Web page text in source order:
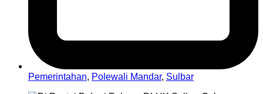
Pemerintahan, Polewali Mandar, Sulbar